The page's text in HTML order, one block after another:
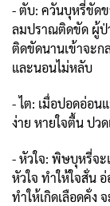
- ตับ: ควันบุหรี่ขัดข
ลมปราณติดขัด ผู้ป่
ติดขัดนานเข้าจะก
และนอนไม่หลับ
- ไต: เมื่อปอดอ่อน
ง่าย หายใจตื้น ปวด
- หัวใจ: พิษบุหรี่จะ
หัวใจ ทำให้ใจสั่น
ทำให้เกิดเลือดคั่ง